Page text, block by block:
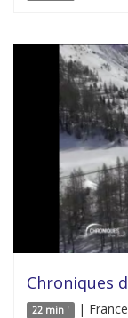
Chroniques
22 min ' |